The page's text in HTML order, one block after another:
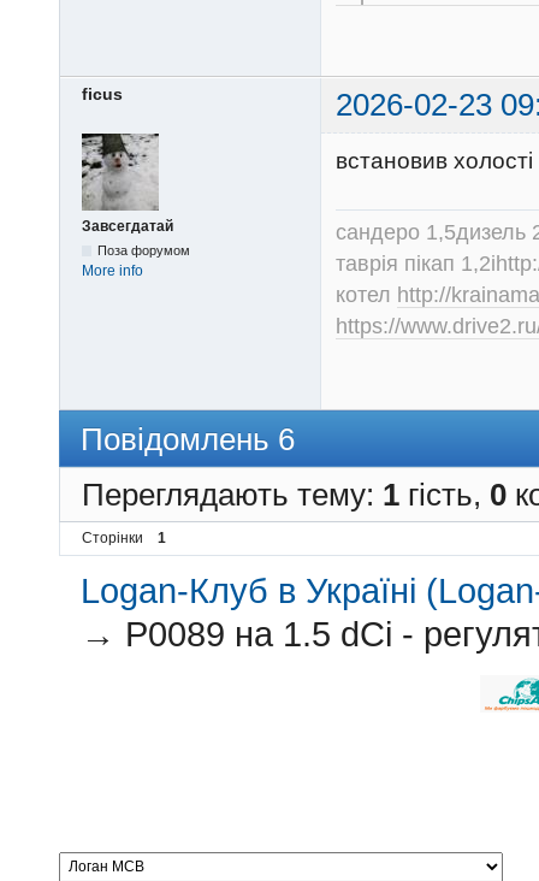
ficus 2026-02-23
Завсегдатай
Поза форумом
More info
встановив холості
сандеро 1,5дизель
таврія пікап
котел http://
https://
Повідомлень 6
Переглядають тему: 1 гість, 0
Сторінки 1
Logan-Клуб в Україні
→ P0089 на 1.5 dCi -